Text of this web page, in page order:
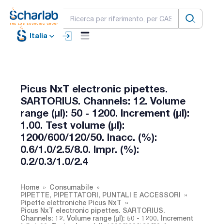
Italia
Picus NxT electronic pipettes.
SARTORIUS. Channels: 12. Volume
range (µl): 50 - 1200. Increment (µl):
1.00. Test volume (µl):
1200/600/120/50. Inacc. (%):
0.6/1.0/2.5/8.0. Impr. (%):
0.2/0.3/1.0/2.4
Home
Consumabile
PIPETTE, PIPETTATORI, PUNTALI E ACCESSORI
Pipette elettroniche Picus NxT
Picus NxT electronic pipettes. SARTORIUS.
Channels: 12. Volume range (µl): 50 - 1200. Increment